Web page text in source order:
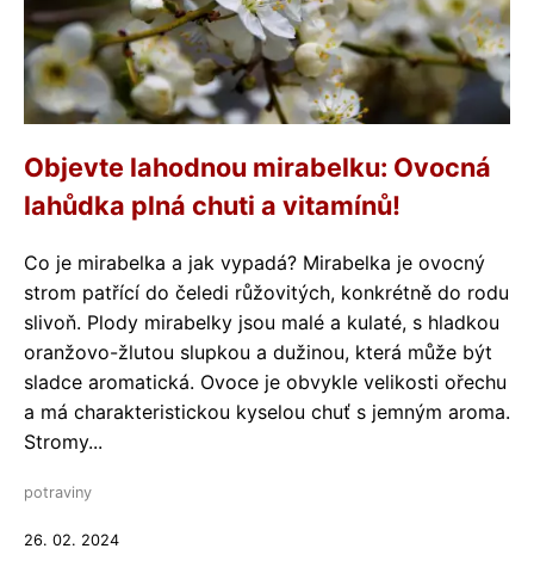
Objevte lahodnou mirabelku: Ovocná
lahůdka plná chuti a vitamínů!
Co je mirabelka a jak vypadá? Mirabelka je ovocný
strom patřící do čeledi růžovitých, konkrétně do rodu
slivoň. Plody mirabelky jsou malé a kulaté, s hladkou
oranžovo-žlutou slupkou a dužinou, která může být
sladce aromatická. Ovoce je obvykle velikosti ořechu
a má charakteristickou kyselou chuť s jemným aroma.
Stromy...
potraviny
26. 02. 2024